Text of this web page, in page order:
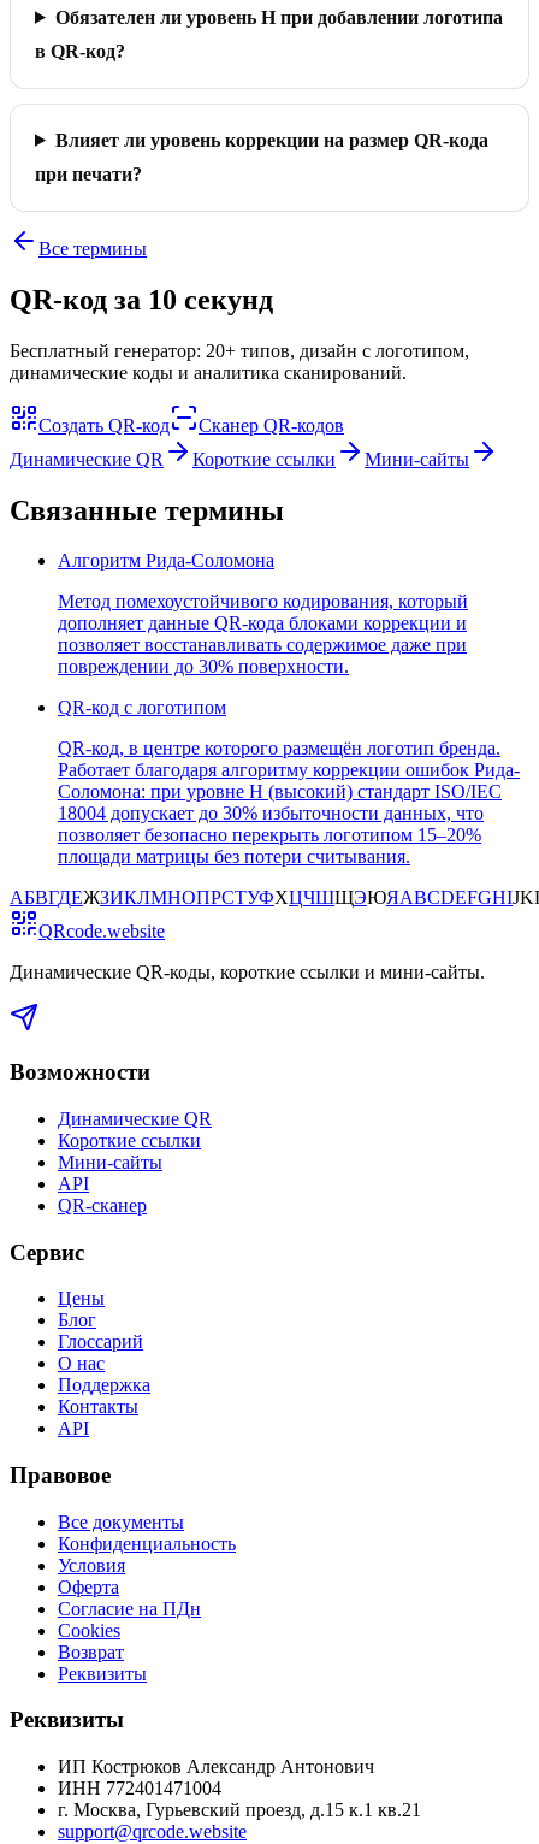
Обязателен ли уровень H при добавлении логотипа
в QR-код?
Влияет ли уровень коррекции на размер QR-кода
при печати?
Все термины
QR-код за 10 секунд
Бесплатный генератор: 20+ типов, дизайн с логотипом,
динамические коды и аналитика сканирований.
Создать QR-код
Сканер QR-кодов
Динамические QR
Короткие ссылки Мини-сайты
Связанные термины
Алгоритм Рида-Соломона
Метод помехоустойчивого кодирования, который
дополняет данные QR-кода блоками коррекции и
позволяет восстанавливать содержимое даже при
повреждении до 30% поверхности.
QR-код с логотипом
QR-код, в центре которого размещён логотип бренда.
Работает благодаря алгоритму коррекции ошибок Рида-
Соломона: при уровне H (высокий) стандарт ISO/IEC
18004 допускает до 30% избыточности данных, что
позволяет безопасно перекрыть логотипом 15–20%
площади матрицы без потери считывания.
АБВГДЕЖЗИКЛМНОПРСТУФХЦЧШЩЭЮЯABCDEFGHIJK
QRcode.website
Динамические QR-коды, короткие ссылки и мини-сайты.
Возможности
Динамические QR
Короткие ссылки
Мини-сайты
API
QR-сканер
Сервис
Цены
Блог
Глоссарий
О нас
Поддержка
Контакты
API
Правовое
Все документы
Конфиденциальность
Условия
Оферта
Согласие на ПДн
Cookies
Возврат
Реквизиты
Реквизиты
ИП Кострюков Александр Антонович
ИНН 772401471004
г. Москва, Гурьевский проезд, д.15 к.1 кв.21
support@qrcode.website